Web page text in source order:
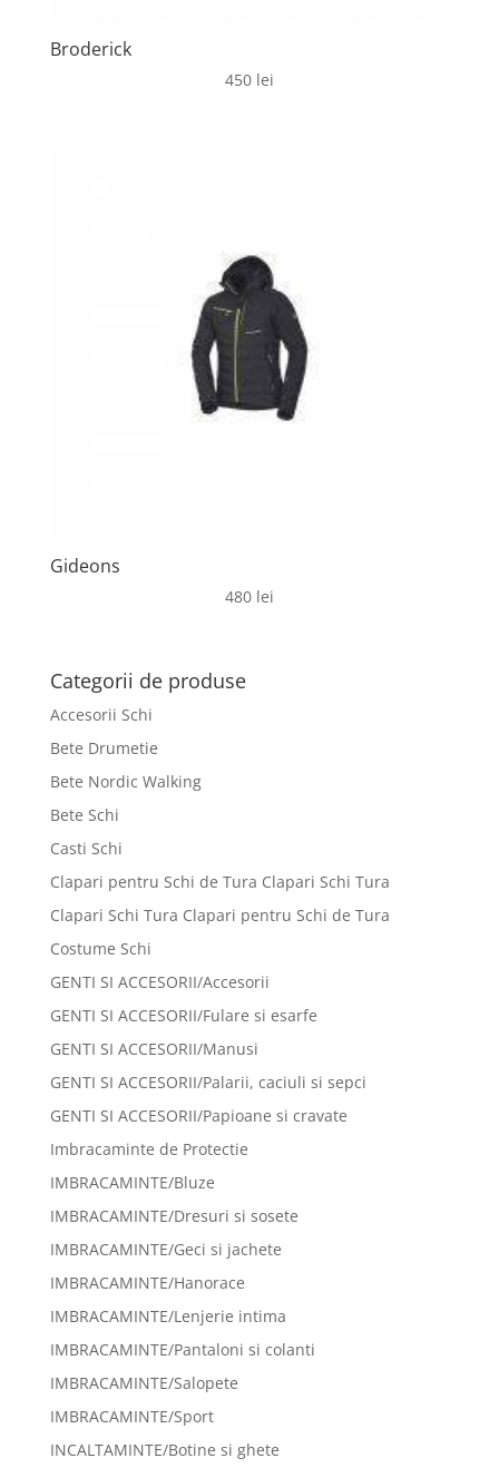
Broderick
450 lei
Gideons
480 lei
Categorii de produse
Accesorii Schi
Bete Drumetie
Bete Nordic Walking
Bete Schi
Casti Schi
Clapari pentru Schi de Tura Clapari Schi Tura
Clapari Schi Tura Clapari pentru Schi de Tura
Costume Schi
GENTI SI ACCESORII/Accesorii
GENTI SI ACCESORII/Fulare si esarfe
GENTI SI ACCESORII/Manusi
GENTI SI ACCESORII/Palarii, caciuli si sepci
GENTI SI ACCESORII/Papioane si cravate
Imbracaminte de Protectie
IMBRACAMINTE/Bluze
IMBRACAMINTE/Dresuri si sosete
IMBRACAMINTE/Geci si jachete
IMBRACAMINTE/Hanorace
IMBRACAMINTE/Lenjerie intima
IMBRACAMINTE/Pantaloni si colanti
IMBRACAMINTE/Salopete
IMBRACAMINTE/Sport
INCALTAMINTE/Botine si ghete